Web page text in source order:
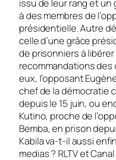
issu de leur rang et
à des membres de
présidentielle. Autre
celle d’une grâce
de prisonniers à
recommandations des
eux, l’opposant
chef de la démocratie
depuis le 15 juin, ou
Kutino, proche de
Bemba, en prison
Kabila va-t-il aussi
medias ? RLTV et